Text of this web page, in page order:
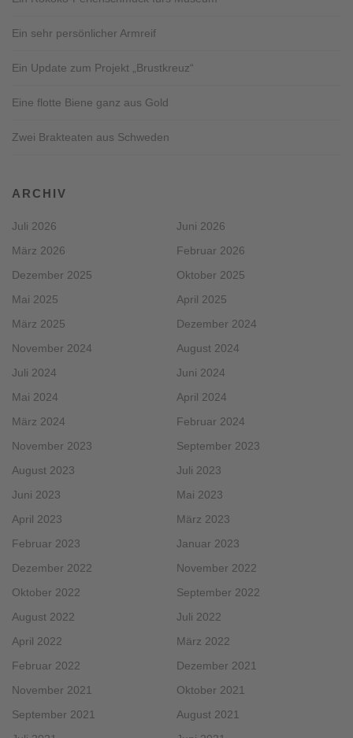
Ein sehr persönlicher Armreif
Ein Update zum Projekt „Brustkreuz“
Eine flotte Biene ganz aus Gold
Zwei Brakteaten aus Schweden
ARCHIV
Juli 2026
Juni 2026
März 2026
Februar 2026
Dezember 2025
Oktober 2025
Mai 2025
April 2025
März 2025
Dezember 2024
November 2024
August 2024
Juli 2024
Juni 2024
Mai 2024
April 2024
März 2024
Februar 2024
November 2023
September 2023
August 2023
Juli 2023
Juni 2023
Mai 2023
April 2023
März 2023
Februar 2023
Januar 2023
Dezember 2022
November 2022
Oktober 2022
September 2022
August 2022
Juli 2022
April 2022
März 2022
Februar 2022
Dezember 2021
November 2021
Oktober 2021
September 2021
August 2021